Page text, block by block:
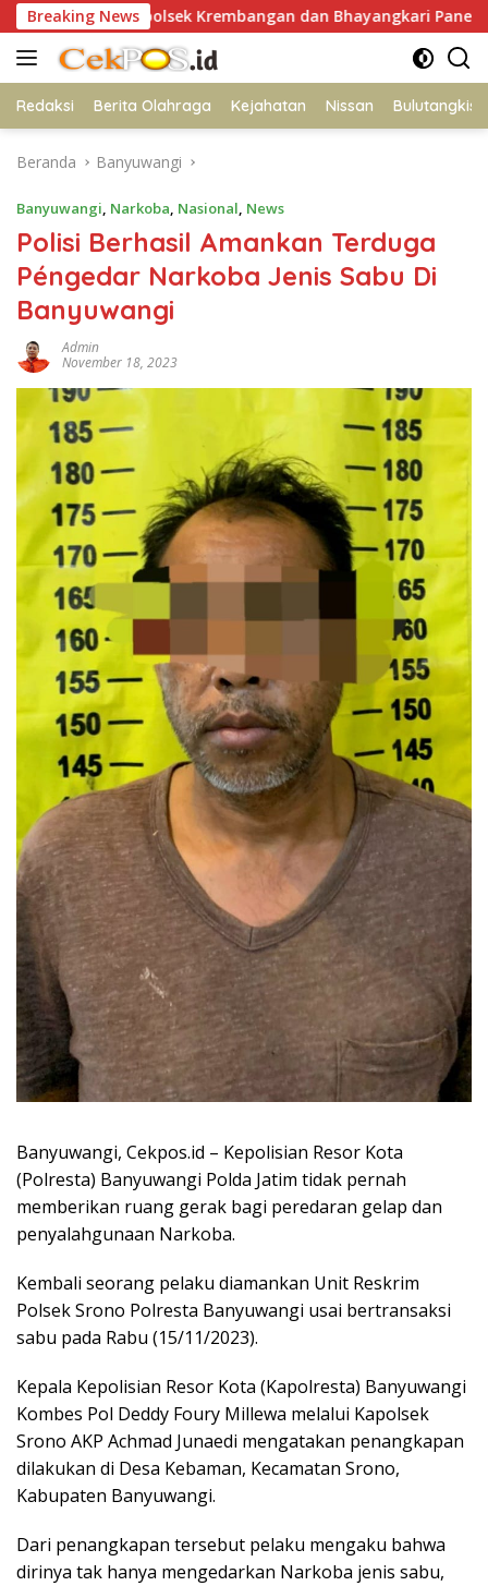
Langsung
ke
konten
Breaking News
Krembangan dan Bhayangkari Panen Sawi Caisim,
Redaksi Berita Olahraga Kejahatan Nissan Bulutangkis
Beranda Banyuwangi
Banyuwangi, Narkoba, Nasional, News
Polisi Berhasil Amankan Terduga
Péngedar Narkoba Jenis Sabu Di
Banyuwangi
Admin
November 18, 2023
Banyuwangi, Cekpos.id – Kepolisian Resor Kota
(Polresta) Banyuwangi Polda Jatim tidak pernah
memberikan ruang gerak bagi peredaran gelap dan
penyalahgunaan Narkoba.
Kembali seorang pelaku diamankan Unit Reskrim
Polsek Srono Polresta Banyuwangi usai bertransaksi
sabu pada Rabu (15/11/2023).
Kepala Kepolisian Resor Kota (Kapolresta) Banyuwangi
Kombes Pol Deddy Foury Millewa melalui Kapolsek
Srono AKP Achmad Junaedi mengatakan penangkapan
dilakukan di Desa Kebaman, Kecamatan Srono,
Kabupaten Banyuwangi.
Dari penangkapan tersebut pelaku mengaku bahwa
dirinya tak hanya mengedarkan Narkoba jenis sabu,